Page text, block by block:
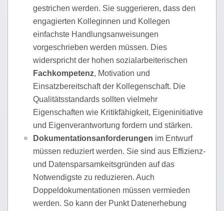
gestrichen werden. Sie suggerieren, dass den
engagierten Kolleginnen und Kollegen
einfachste Handlungsanweisungen
vorgeschrieben werden müssen. Dies
widerspricht der hohen sozialarbeiterischen
Fachkompetenz, Motivation und
Einsatzbereitschaft der Kollegenschaft. Die
Qualitätsstandards sollten vielmehr
Eigenschaften wie Kritikfähigkeit, Eigeninitiative
und Eigenverantwortung fordern und stärken.
Dokumentationsanforderungen im Entwurf
müssen reduziert werden. Sie sind aus Effizienz-
und Datensparsamkeitsgründen auf das
Notwendigste zu reduzieren. Auch
Doppeldokumentationen müssen vermieden
werden. So kann der Punkt Datenerhebung